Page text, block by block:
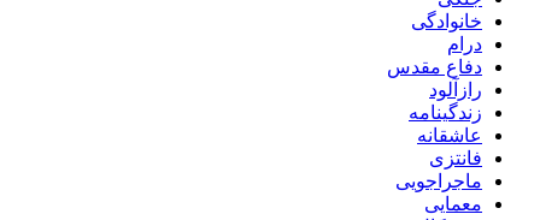
خانوادگی
درام
دفاع مقدس
رازآلود
زندگینامه
عاشقانه
فانتزی
ماجراجویی
معمایی